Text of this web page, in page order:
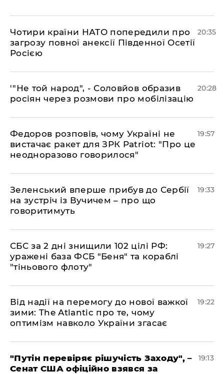
​Чотири країни НАТО попередили про
загрозу повної анексії Південної Осетії
Росією
20:35
​'"Не той народ", - Соловйов образив
росіян через розмови про мобілізацію
20:28
​Федоров розповів, чому Україні не
вистачає ракет для ЗРК Patriot: "Про це
неодноразово говорилося"
19:57
​Зеленський вперше прибув до Сербії
на зустріч із Вучичем – про що
говоритимуть
19:33
​СБС за 2 дні знищили 102 цілі РФ:
уражені база ФСБ "Беня" та кораблі
"тіньового флоту"
19:27
​Від надії на перемогу до нової важкої
зими: The Atlantic про те, чому
оптимізм навколо України згасає
19:22
​"Путін перевіряє рішучість Заходу", –
Сенат США офіційно взявся за
19:13